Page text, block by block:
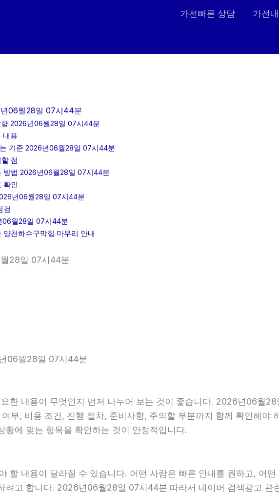
가전빠른 상담 가전
06월28일 07시44분
2026년06월28일 07시44분
내용
기준 2026년06월28일 07시44분
점
방법 2026년06월28일 07시44분
확인
년06월28일 07시44분
검
06월28일 07시44분
천하수구막힘 마무리 안내
28일 07시44분
06월28일 07시44분
한 내용이 무엇인지 먼저 나누어 보는 것이 좋습니다. 2026년06월
부, 비용 조건, 진행 절차, 준비사항, 주의할 부분까지 함께 확인해야
에 맞는 항목을 확인하는 것이 안정적입니다.
할 내용이 달라질 수 있습니다. 어떤 사람은 빠른 안내를 원하고, 어
려고 합니다. 2026년06월28일 07시44분 따라서 네이버 검색광고 관